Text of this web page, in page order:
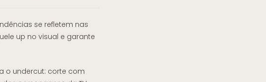
se refletem nas
up no visual e garante
o undercut: corte com